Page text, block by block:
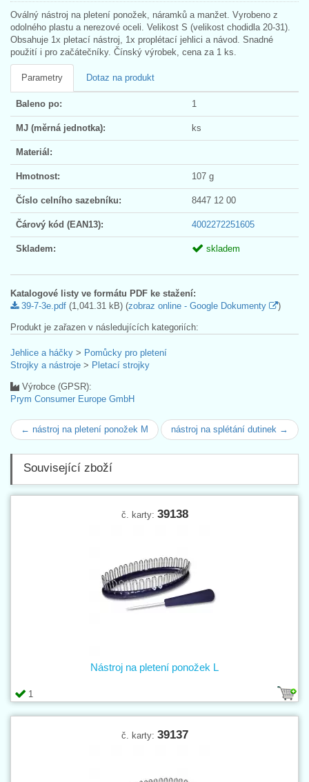
Oválný nástroj na pletení ponožek, náramků a manžet. Vyrobeno z
odolného plastu a nerezové oceli. Velikost S (velikost chodidla 20-31).
Obsahuje 1x pletací nástroj, 1x proplétací jehlici a návod. Snadné
použití i pro začátečníky. Čínský výrobek, cena za 1 ks.
Parametry Dotaz na produkt
Baleno po: 1
MJ (měrná jednotka): ks
Materiál:
Hmotnost: 107 g
Číslo celního sazebníku: 8447 12 00
Čárový kód (EAN13): 4002272251605
Skladem: skladem
Katalogové listy ve formátu PDF ke stažení:
39-7-3e.pdf (1,041.31 kB) (zobraz online - Google Dokumenty )
Produkt je zařazen v následujících kategoriích:
Jehlice a háčky > Pomůcky pro pletení
Strojky a nástroje > Pletací strojky
Výrobce (GPSR):
Prym Consumer Europe GmbH
← nástroj na pletení ponožek M nástroj na splétání dutinek →
Související zboží
č. karty: 39138
1
Nástroj na pletení ponožek L
č. karty: 39137